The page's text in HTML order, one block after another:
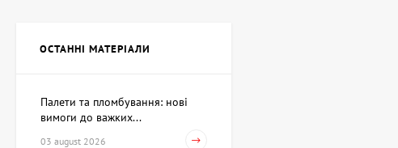
Ціна на запит
Скульптура Пошук себе,
ОСТАННІ МАТЕРІАЛИ
Палети та пломбування: нові
вимоги до важких...
03 august 2026